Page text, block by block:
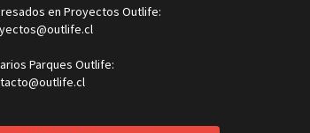
en Proyectos Outlife:
Parques Outlife: